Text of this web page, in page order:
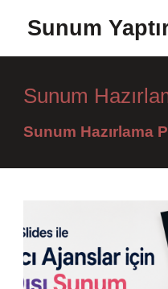
content
Sunum
Sunum
Sunum Hazırlama